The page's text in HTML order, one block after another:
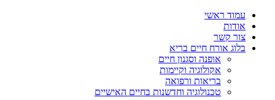
עמוד ראשי
אודות
צור קשר
בלוג אורח חיים בריא
אופנה וסגנון חיים
אקולוגיה וקיימות
בריאות ורפואה
טכנולוגיה וחדשנות בחיים האישיים